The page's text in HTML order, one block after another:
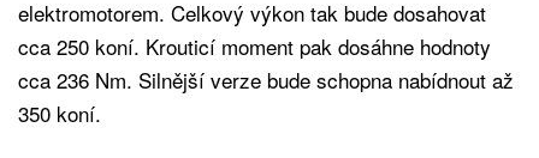
elektromotorem. Celkový výkon tak bude dosahovat
cca 250 koní. Krouticí moment pak dosáhne hodnoty
cca 236 Nm. Silnější verze bude schopna nabídnout až
350 koní.